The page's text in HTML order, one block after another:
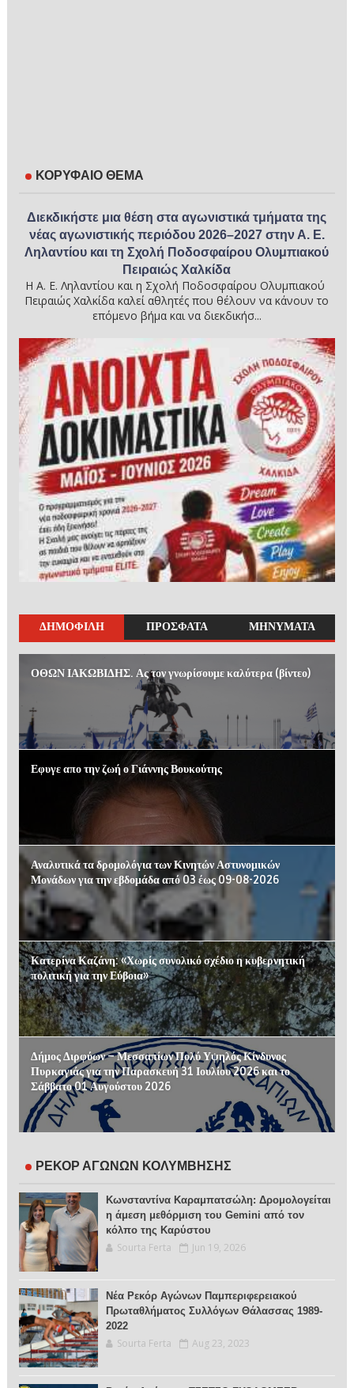
ΚΟΡΥΦΑΙΟ ΘΕΜΑ
Διεκδικήστε μια θέση στα αγωνιστικά τμήματα της
νέας αγωνιστικής περιόδου 2026–2027 στην Α. Ε.
Ληλαντίου και τη Σχολή Ποδοσφαίρου Ολυμπιακού
Πειραιώς Χαλκίδα
Η Α. Ε. Ληλαντίου και η Σχολή Ποδοσφαίρου Ολυμπιακού
Πειραιώς Χαλκίδα καλεί αθλητές που θέλουν να κάνουν το
επόμενο βήμα και να διεκδικήσ...
ΔΗΜΟΦΙΛΗ ΠΡΟΣΦΑΤΑ ΜΗΝΥΜΑΤΑ
ΟΘΩΝ ΙΑΚΩΒΙΔΗΣ. Ας τον γνωρίσουμε καλύτερα (βίντεο)
Εφυγε απο την ζωή ο Γιάννης Βουκούτης
Αναλυτικά τα δρομολόγια των Κινητών Αστυνομικών
Μονάδων για την εβδομάδα από 03 έως 09-08-2026
Κατερίνα Καζάνη: «Χωρίς συνολικό σχέδιο η κυβερνητική
πολιτική για την Εύβοια»
Δήμος Διρφύων – Μεσσαπίων Πολύ Υψηλός Κίνδυνος
Πυρκαγιάς για την Παρασκευή 31 Ιουλίου 2026 και το
Σάββατο 01 Αυγούστου 2026
ΡΕΚΟΡ ΑΓΩΝΩΝ ΚΟΛΥΜΒΗΣΗΣ
Κωνσταντίνα Καραμπατσώλη: Δρομολογείται
η άμεση μεθόρμιση του Gemini από τον
κόλπο της Καρύστου
Sourta Ferta Jun 19, 2026
Νέα Ρεκόρ Αγώνων Παμπεριφερειακού
Πρωταθλήματος Συλλόγων Θάλασσας 1989-
2022
Sourta Ferta Aug 23, 2023